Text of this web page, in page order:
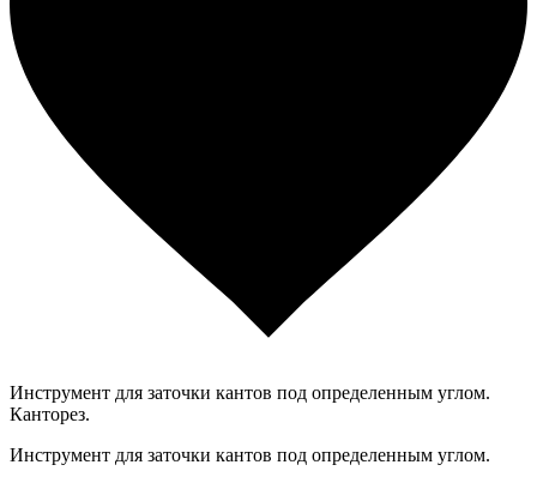
Инструмент для заточки кантов под определенным углом.
Канторез.
Инструмент для заточки кантов под определенным углом.